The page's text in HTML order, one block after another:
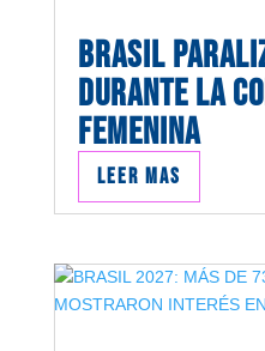
BRASIL
DURANTE LA
FEMENINA
Leer mas